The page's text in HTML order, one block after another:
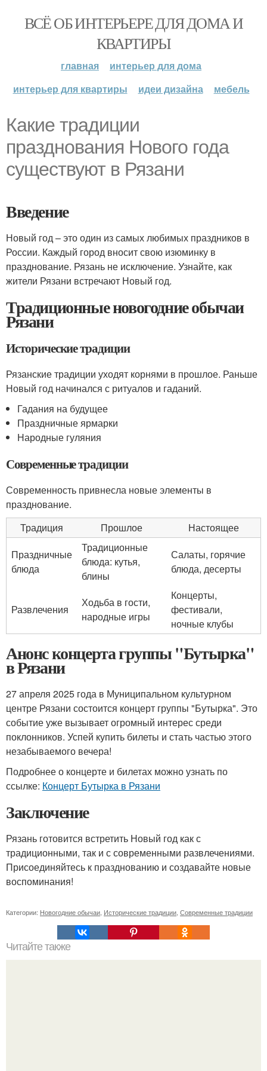
ВСЁ ОБ ИНТЕРЬЕРЕ ДЛЯ ДОМА И
КВАРТИРЫ
главная
интерьер для дома
интерьер для квартиры
идеи дизайна мебель
Какие традиции
празднования Нового года
существуют в Рязани
Введение
Новый год – это один из самых любимых праздников в
России. Каждый город вносит свою изюминку в
празднование. Рязань не исключение. Узнайте, как
жители Рязани встречают Новый год.
Традиционные новогодние обычаи
Рязани
Исторические традиции
Рязанские традиции уходят корнями в прошлое. Раньше
Новый год начинался с ритуалов и гаданий.
Гадания на будущее
Праздничные ярмарки
Народные гуляния
Современные традиции
Современность привнесла новые элементы в
празднование.
Традиция
Прошлое
Настоящее
Праздничные
блюда
Традиционные
блюда: кутья,
блины
Салаты, горячие
блюда, десерты
Развлечения
Ходьба в гости,
народные игры
Концерты,
фестивали,
ночные клубы
Анонс концерта группы "Бутырка"
в Рязани
27 апреля 2025 года в Муниципальном культурном
центре Рязани состоится концерт группы "Бутырка". Это
событие уже вызывает огромный интерес среди
поклонников. Успей купить билеты и стать частью этого
незабываемого вечера!
Подробнее о концерте и билетах можно узнать по
ссылке: Концерт Бутырка в Рязани
Заключение
Рязань готовится встретить Новый год как с
традиционными, так и с современными развлечениями.
Присоединяйтесь к празднованию и создавайте новые
воспоминания!
Категории: Новогодние обычаи Исторические традиции Современные традиции
Читайте также